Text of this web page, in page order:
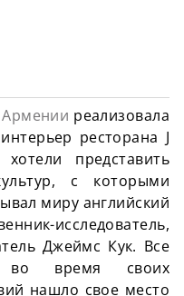
Армении реализовала
ресторана J
представить
с которыми
миру английский
исследователь,
Джеймс Кук. Все
время своих
нашло свое место